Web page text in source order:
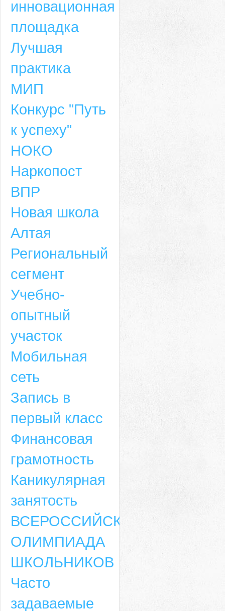
инновационная
площадка
Лучшая
практика
МИП
Конкурс "Путь
к успеху"
НОКО
Наркопост
ВПР
Новая школа
Алтая
Региональный
сегмент
Учебно-
опытный
участок
Мобильная
сеть
Запись в
первый класс
Финансовая
грамотность
Каникулярная
занятость
ВСЕРОССИЙСКАЯ
ОЛИМПИАДА
ШКОЛЬНИКОВ
Часто
задаваемые